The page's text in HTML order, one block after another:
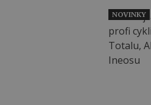
NOVINKY